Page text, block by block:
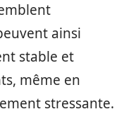
ainsi
stable et
même en
stressante.